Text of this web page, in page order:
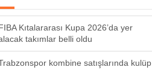
Kıtalararası Kupa 2026’da yer
takımlar belli oldu
kombine satışlarında kulüp